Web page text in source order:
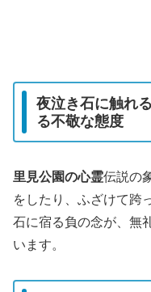
夜泣き石に触れ
る不敬な態度
里見公園の心霊伝説の
をしたり、ふざけて跨
石に宿る負の念が、無
います。